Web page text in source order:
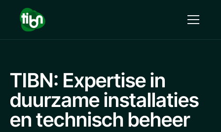
TIBN: Expertise in
duurzame installaties
en technisch beheer